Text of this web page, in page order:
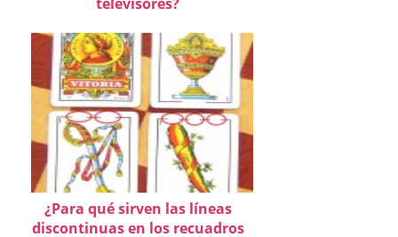
¿Para qué sirven las líneas
discontinuas en los recuadros